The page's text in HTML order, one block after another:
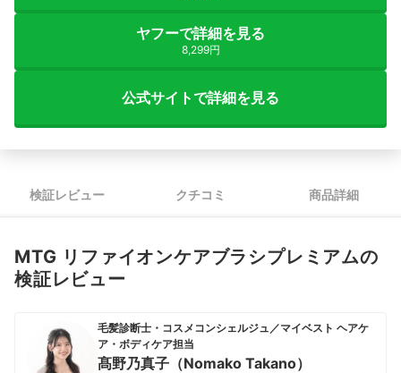
ヤフーで詳細を見る
8,299円
公式サイトで詳細を見る
検証レビュー クチコミ 商品詳細
MTG リファイオンケアブラシプレミアムの
検証レビュー
毛髪診断士・コスメコンシェルジュ／マイベスト ヘアケ
ア・ボディケア担当
髙野乃真子（Nomako Takano）